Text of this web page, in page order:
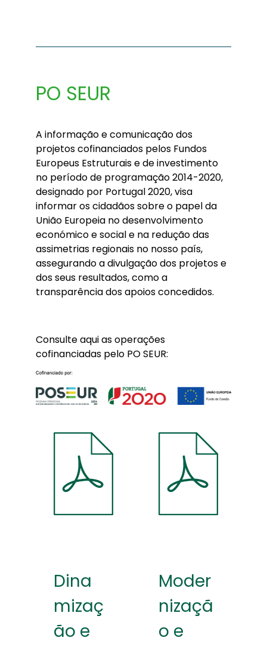
PO SEUR
A informação e comunicação dos
projetos cofinanciados pelos Fundos
Europeus Estruturais e de investimento
no período de programação 2014-2020,
designado por Portugal 2020, visa
informar os cidadãos sobre o papel da
União Europeia no desenvolvimento
económico e social e na redução das
assimetrias regionais no nosso país,
assegurando a divulgação dos projetos e
dos seus resultados, como a
transparência dos apoios concedidos.
Consulte aqui as operações
cofinanciadas pelo PO SEUR:
Dina
mizaç
ão e
Moder
nizaçã
o e